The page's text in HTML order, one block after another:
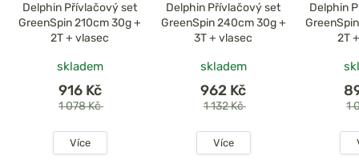
Delphin Přívlačový set
GreenSpin 210cm 30g +
2T + vlasec
skladem
916 Kč
1 078 Kč
Více
Delphin Přívlačový set
GreenSpin 240cm 30g +
3T + vlasec
skladem
962 Kč
1 132 Kč
Více
Delphin
2T
1